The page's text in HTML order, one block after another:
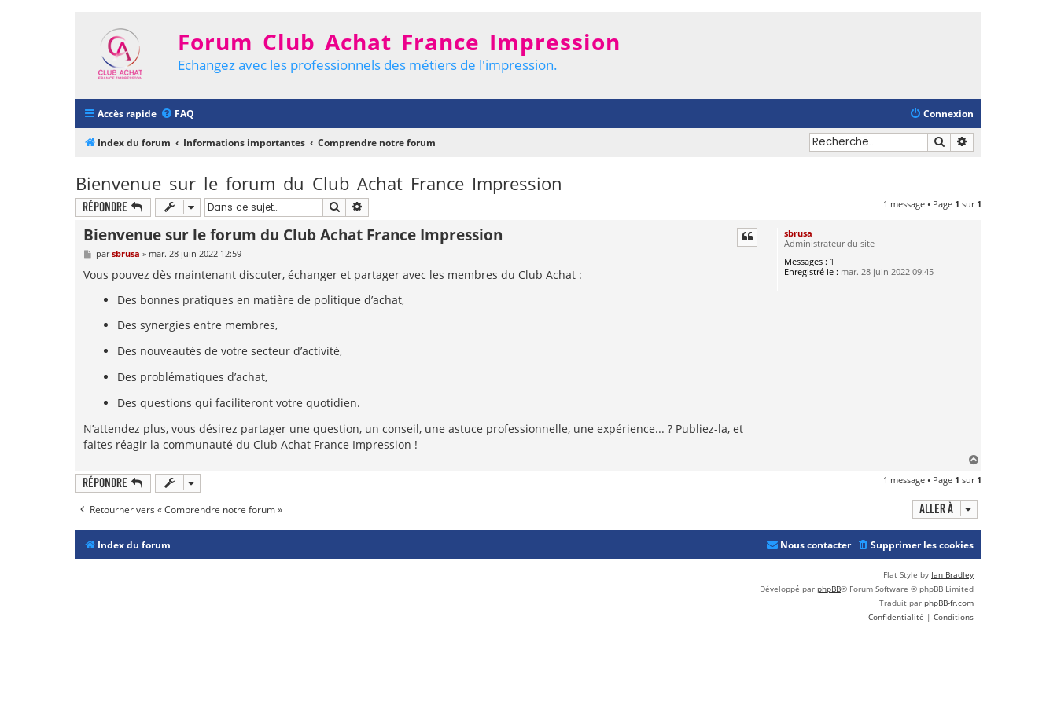
Forum Club Achat France Impression
Echangez avec les professionnels des métiers de l'impression.
Accès rapide FAQ Connexion
Index du forum Informations importantes Comprendre notre forum Rechercher
Bienvenue sur le forum du Club Achat France Impression
Répondre Rechercher 1 message • Page 1 sur 1
sbrusa
Administrateur du site
Messages : 1
Enregistré le : mar. 28 juin 2022 09:45
Bienvenue sur le forum du Club Achat France Impression
M
e
s
s
parsbrusa » mar. 28 juin 2022 12:59
Vous pouvez dès maintenant discuter, échanger et partager avec les membres du Club Achat :
Des bonnes pratiques en matière de politique d’achat,
Des synergies entre membres,
Des nouveautés de votre secteur d’activité,
Des problématiques d’achat,
Des questions qui faciliteront votre quotidien.
N’attendez plus, vous désirez partager une question, un conseil, une astuce professionnelle, une expérience... ? Publiez-la, et
faites réagir la communauté du Club Achat France Impression !
Répondre 1 message • Page 1 sur 1
Retourner vers « Comprendre notre forum » Aller à
Index du forum Supprimer les cookies
Nous contacter
Flat Style by Ian Bradley
Développé par phpBB® Forum Software © phpBB Limited
Traduit par phpBB-fr.com
Confidentialité | Conditions